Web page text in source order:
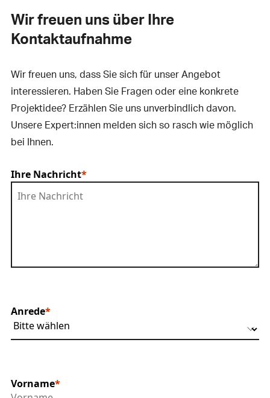
Wir freuen uns über Ihre
Kontaktaufnahme
Wir freuen uns, dass Sie sich für unser Angebot
interessieren. Haben Sie Fragen oder eine konkrete
Projektidee? Erzählen Sie uns unverbindlich davon.
Unsere Expert:innen melden sich so rasch wie möglich
bei Ihnen.
Ihre Nachricht
Anrede
Vorname